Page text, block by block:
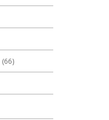
(66)